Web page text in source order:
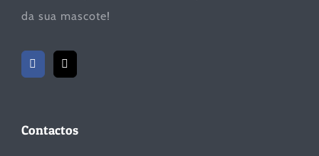
da sua mascote!
Contactos